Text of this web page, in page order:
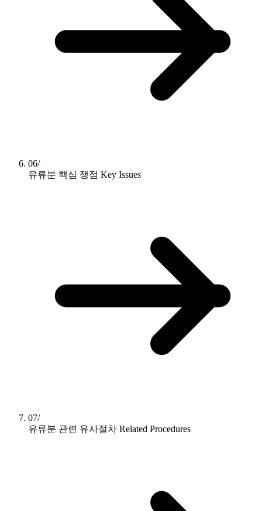
06/
유류분 핵심 쟁점 Key Issues
07/
유류분 관련 유사절차 Related Procedures